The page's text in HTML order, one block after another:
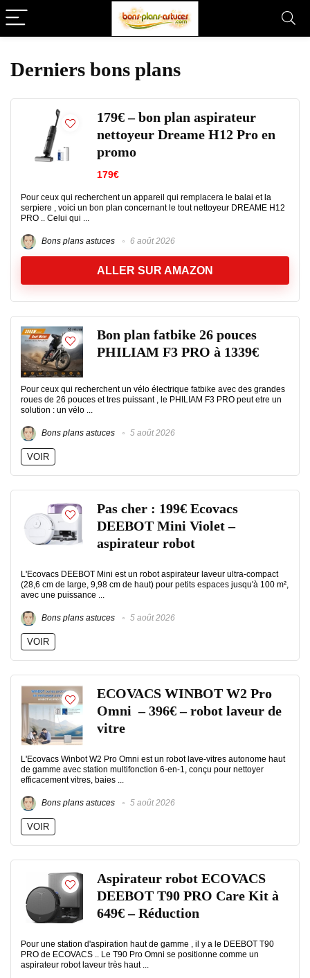
Derniers bons plans
179€ – bon plan aspirateur
nettoyeur Dreame H12 Pro en
promo
179€
Pour ceux qui recherchent un appareil qui remplacera le balai et la
serpiere , voici un bon plan concernant le tout nettoyeur DREAME H12
PRO .. Celui qui ...
Bons plans astuces 6 août 2026
ALLER SUR AMAZON
Bon plan fatbike 26 pouces
PHILIAM F3 PRO à 1339€
Pour ceux qui recherchent un vélo électrique fatbike avec des grandes
roues de 26 pouces et tres puissant , le PHILIAM F3 PRO peut etre un
solution : un vélo ...
Bons plans astuces 5 août 2026
VOIR
Pas cher : 199€ Ecovacs
DEEBOT Mini Violet –
aspirateur robot
L'Ecovacs DEEBOT Mini est un robot aspirateur laveur ultra-compact
(28,6 cm de large, 9,98 cm de haut) pour petits espaces jusqu'à 100 m²,
avec une puissance ...
Bons plans astuces 5 août 2026
VOIR
ECOVACS WINBOT W2 Pro
Omni – 396€ – robot laveur de
vitre
L'Ecovacs Winbot W2 Pro Omni est un robot lave-vitres autonome haut
de gamme avec station multifonction 6-en-1, conçu pour nettoyer
efficacement vitres, baies ...
Bons plans astuces 5 août 2026
VOIR
Aspirateur robot ECOVACS
DEEBOT T90 PRO Care Kit à
649€ – Réduction
Pour une station d'aspiration haut de gamme , il y a le DEEBOT T90
PRO de ECOVACS .. Le T90 Pro Omni se positionne comme un
aspirateur robot laveur très haut ...